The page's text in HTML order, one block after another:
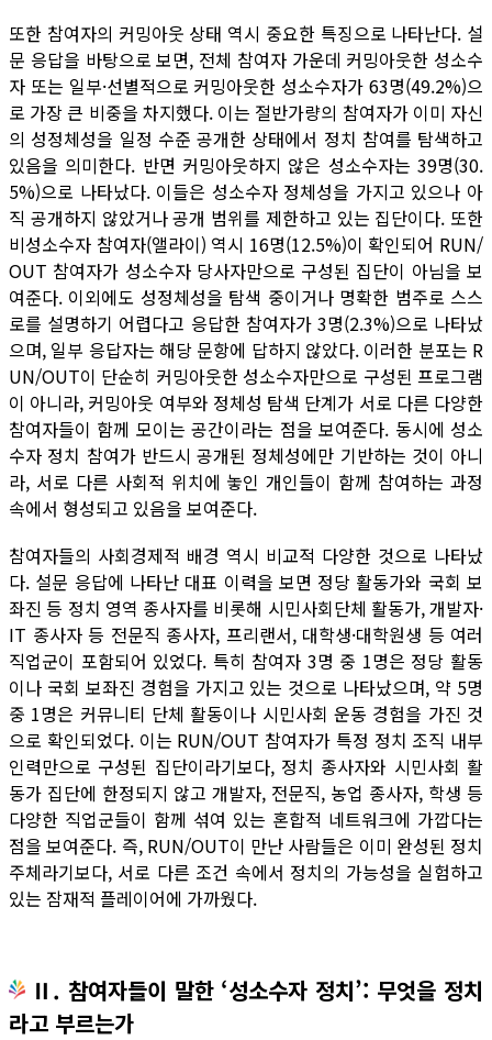
또한 참여자의 커밍아웃 상태 역시 중요한 특징으로 나타난다. 설
문 응답을 바탕으로 보면, 전체 참여자 가운데 커밍아웃한 성소수
자 또는 일부·선별적으로 커밍아웃한 성소수자가 63명(49.2%)으
로 가장 큰 비중을 차지했다. 이는 절반가량의 참여자가 이미 자신
의 성정체성을 일정 수준 공개한 상태에서 정치 참여를 탐색하고
있음을 의미한다. 반면 커밍아웃하지 않은 성소수자는 39명(30.
5%)으로 나타났다. 이들은 성소수자 정체성을 가지고 있으나 아
직 공개하지 않았거나 공개 범위를 제한하고 있는 집단이다. 또한
비성소수자 참여자(앨라이) 역시 16명(12.5%)이 확인되어 RUN/
OUT 참여자가 성소수자 당사자만으로 구성된 집단이 아님을 보
여준다. 이외에도 성정체성을 탐색 중이거나 명확한 범주로 스스
로를 설명하기 어렵다고 응답한 참여자가 3명(2.3%)으로 나타났
으며, 일부 응답자는 해당 문항에 답하지 않았다. 이러한 분포는 R
UN/OUT이 단순히 커밍아웃한 성소수자만으로 구성된 프로그램
이 아니라, 커밍아웃 여부와 정체성 탐색 단계가 서로 다른 다양한
참여자들이 함께 모이는 공간이라는 점을 보여준다. 동시에 성소
수자 정치 참여가 반드시 공개된 정체성에만 기반하는 것이 아니
라, 서로 다른 사회적 위치에 놓인 개인들이 함께 참여하는 과정
속에서 형성되고 있음을 보여준다.
참여자들의 사회경제적 배경 역시 비교적 다양한 것으로 나타났
다. 설문 응답에 나타난 대표 이력을 보면 정당 활동가와 국회 보
좌진 등 정치 영역 종사자를 비롯해 시민사회단체 활동가, 개발자·
IT 종사자 등 전문직 종사자, 프리랜서, 대학생·대학원생 등 여러
직업군이 포함되어 있었다. 특히 참여자 3명 중 1명은 정당 활동
이나 국회 보좌진 경험을 가지고 있는 것으로 나타났으며, 약 5명
중 1명은 커뮤니티 단체 활동이나 시민사회 운동 경험을 가진 것
으로 확인되었다. 이는 RUN/OUT 참여자가 특정 정치 조직 내부
인력만으로 구성된 집단이라기보다, 정치 종사자와 시민사회 활
동가 집단에 한정되지 않고 개발자, 전문직, 농업 종사자, 학생 등
다양한 직업군들이 함께 섞여 있는 혼합적 네트워크에 가깝다는
점을 보여준다. 즉, RUN/OUT이 만난 사람들은 이미 완성된 정치
주체라기보다, 서로 다른 조건 속에서 정치의 가능성을 실험하고
있는 잠재적 플레이어에 가까웠다.
Ⅱ. 참여자들이 말한 ‘성소수자 정치’: 무엇을 정치
라고 부르는가